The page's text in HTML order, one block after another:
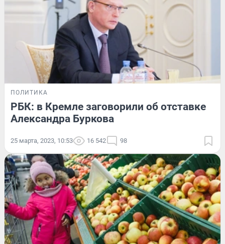
ПОЛИТИКА
РБК: в Кремле заговорили об отставке
Александра Буркова
25 марта, 2023, 10:53 16 542 98